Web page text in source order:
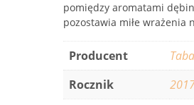
pomiędzy aromatami
pozostawia miłe wrażenia
Producent
Rocznik